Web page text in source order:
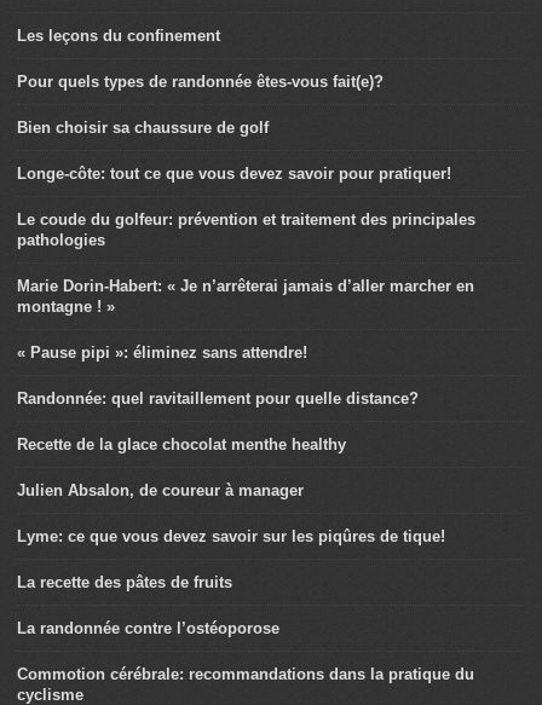
Les leçons du confinement
Pour quels types de randonnée êtes-vous fait(e)?
Bien choisir sa chaussure de golf
Longe-côte: tout ce que vous devez savoir pour pratiquer!
Le coude du golfeur: prévention et traitement des principales
pathologies
Marie Dorin-Habert: « Je n’arrêterai jamais d’aller marcher en
montagne ! »
« Pause pipi »: éliminez sans attendre!
Randonnée: quel ravitaillement pour quelle distance?
Recette de la glace chocolat menthe healthy
Julien Absalon, de coureur à manager
Lyme: ce que vous devez savoir sur les piqûres de tique!
La recette des pâtes de fruits
La randonnée contre l’ostéoporose
Commotion cérébrale: recommandations dans la pratique du
cyclisme